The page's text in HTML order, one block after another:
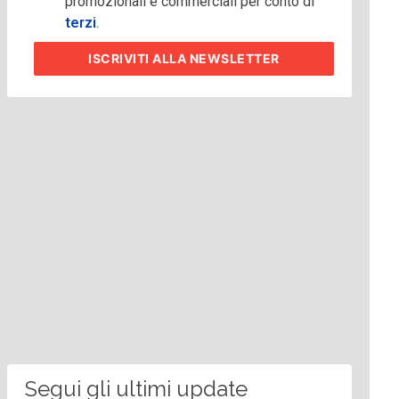
terzi.
ISCRIVITIALLA NEWSLETTER
Segui gli ultimi update